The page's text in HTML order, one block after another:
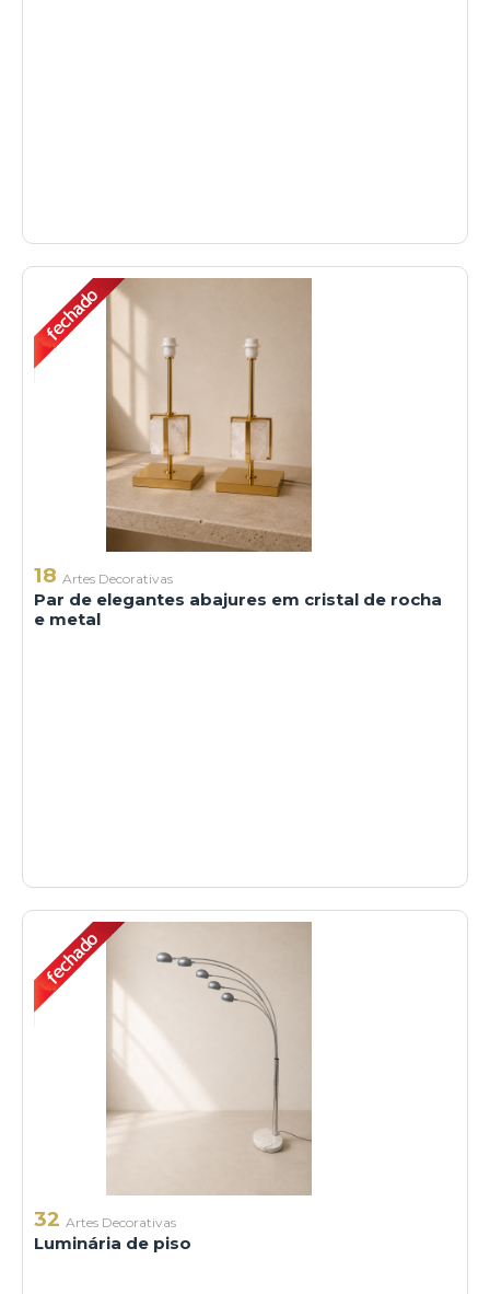
18 Artes Decorativas
Par de elegantes abajures em cristal de rocha
e metal
32 Artes Decorativas
Luminária de piso